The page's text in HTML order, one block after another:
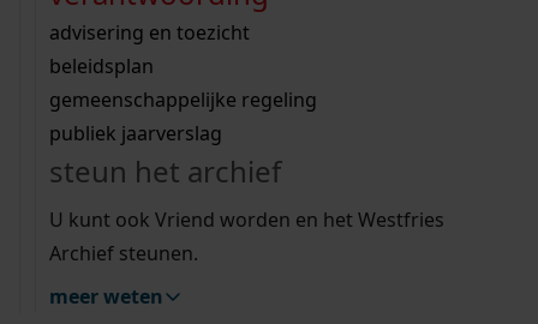
bouwvergunningen
omgevingsvergunningen
vergunningen
beeld en geluid
uitleg nodig?
Wij helpen u op weg met een aantal zoektips.
bekijk alle zoektips
Wij helpen u op weg met een aantal zoektips.
bekijk alle zoektips
bekijk ons geschiedenislokaal
advisering en toezicht
beleidsplan
gemeenschappelijke regeling
publiek jaarverslag
steun het archief
U kunt ook Vriend worden en het Westfries
Archief steunen.
meer weten
In 1694 werd Jan de Boer in Westwoud als
nieuwe schoolmeester aangenomen. Naast
schoolmeester was Jan ook koster aldaar. Al snel
ouders waren niet bepaald enthousiast over zijn
kwaliteiten als schoolmeester.